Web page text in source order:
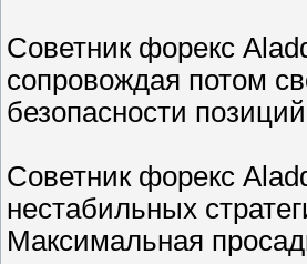
Советник форекс
сопровождая потом
безопасности
Советник форекс
нестабильных
Максимальная